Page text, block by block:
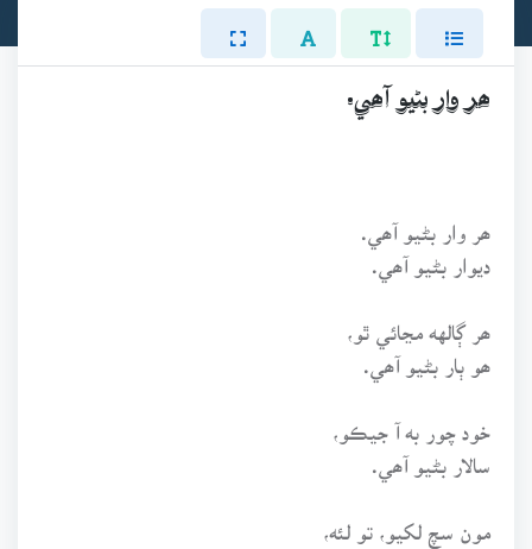
ھر وار بڻيو آھي.
ھر وار بڻيو آھي.
ديوار بڻيو آھي.
ھر ڳالهه مڃائي ٿو،
ھو ٻار بڻيو آھي.
خود چور به آ جيڪو،
سالار بڻيو آھي.
مون سچ لکيو، تو لئه،